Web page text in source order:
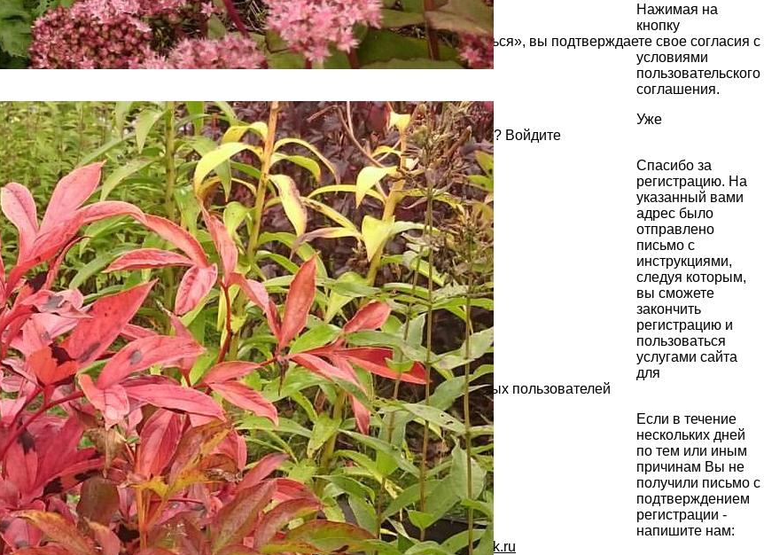
Нажимая на
кнопку
«Зарегистрироваться», вы подтверждаете свое согласия с
условиями
пользовательского
соглашения.
Уже
зарегистрированы? Войдите
Спасибо за
регистрацию. На
указанный вами
адрес было
отправлено
письмо с
инструкциями,
следуя которым,
вы сможете
закончить
регистрацию и
пользоваться
услугами сайта
для
зарегистрированных пользователей
Если в течение
нескольких дней
по тем или иным
причинам Вы не
получили письмо с
подтверждением
регистрации -
напишите нам:
info@supersadovnik.ru